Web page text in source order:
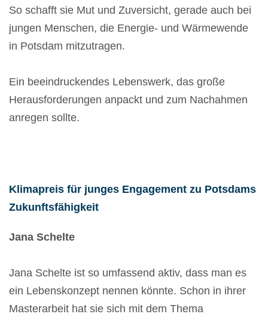
So schafft sie Mut und Zuversicht, gerade auch bei
jungen Menschen, die Energie- und Wärmewende
in Potsdam mitzutragen.
Ein beeindruckendes Lebenswerk, das große
Herausforderungen anpackt und zum Nachahmen
anregen sollte.
Klimapreis für junges Engagement zu Potsdams
Zukunftsfähigkeit
Jana Schelte
Jana Schelte ist so umfassend aktiv, dass man es
ein Lebenskonzept nennen könnte. Schon in ihrer
Masterarbeit hat sie sich mit dem Thema